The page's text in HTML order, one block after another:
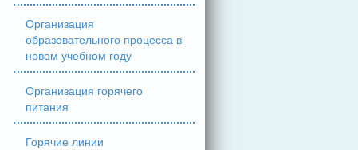
Организация
образовательного процесса в
новом учебном году
Организация горячего
питания
Горячие линии